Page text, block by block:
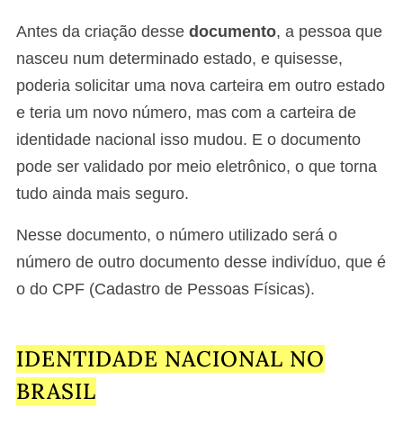
Antes da criação desse documento, a pessoa que
nasceu num determinado estado, e quisesse,
poderia solicitar uma nova carteira em outro estado
e teria um novo número, mas com a carteira de
identidade nacional isso mudou. E o documento
pode ser validado por meio eletrônico, o que torna
tudo ainda mais seguro.
Nesse documento, o número utilizado será o
número de outro documento desse indivíduo, que é
o do CPF (Cadastro de Pessoas Físicas).
IDENTIDADE NACIONAL NO
BRASIL